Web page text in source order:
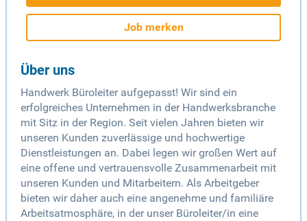
Job merken
Über uns
Handwerk Büroleiter aufgepasst! Wir sind ein
erfolgreiches Unternehmen in der Handwerksbranche
mit Sitz in der Region. Seit vielen Jahren bieten wir
unseren Kunden zuverlässige und hochwertige
Dienstleistungen an. Dabei legen wir großen Wert auf
eine offene und vertrauensvolle Zusammenarbeit mit
unseren Kunden und Mitarbeitern. Als Arbeitgeber
bieten wir daher auch eine angenehme und familiäre
Arbeitsatmosphäre, in der unser Büroleiter/in eine